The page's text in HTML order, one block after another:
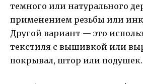
темного или натурального
применением резьбы или
Другой вариант — это
текстиля с вышивкой или
покрывал, штор или подушек.